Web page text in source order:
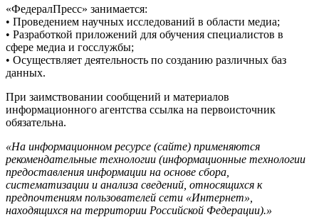
«ФедералПресс» занимается:
• Проведением научных исследований в области медиа;
• Разработкой приложений для обучения специалистов в
сфере медиа и госслужбы;
• Осуществляет деятельность по созданию различных баз
данных.
При заимствовании сообщений и материалов
информационного агентства ссылка на первоисточник
обязательна.
«На информационном ресурсе (сайте) применяются
рекомендательные технологии (информационные технологии
предоставления информации на основе сбора,
систематизации и анализа сведений, относящихся к
предпочтениям пользователей сети «Интернет»,
находящихся на территории Российской Федерации).»